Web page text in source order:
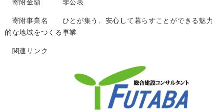
寄附金額 非公表
寄附事業名 ひとが集う、安心して暮らすことができる魅力
的な地域をつくる事業
関連リンク